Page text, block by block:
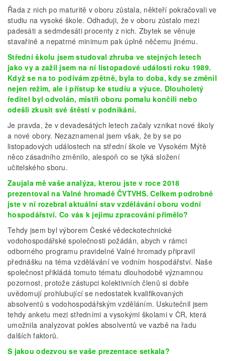
Řada z nich po maturitě v oboru zůstala, někteří pokračovali ve
studiu na vysoké škole. Odhaduji, že v oboru zůstalo mezi
padesáti a sedmdesáti procenty z nich. Zbytek se věnuje
stavařině a nepatrné minimum pak úplně něčemu jinému.
Střední školu jsem studoval zhruba ve stejných letech
jako vy a zažil jsem na ní listopadové události roku 1989.
Když se na to podívám zpětně, byla to doba, kdy se změnil
nejen režim, ale i přístup ke studiu a výuce. Dlouholetý
ředitel byl odvolán, mistři oboru pomalu končili nebo
odešli zkusit své štěstí v podnikání.
Je pravda, že v devadesátých letech začaly vznikat nové školy
a nové obory. Nezaznamenal jsem však, že by se po
listopadových událostech na střední škole ve Vysokém Mýtě
něco zásadního změnilo, alespoň co se týká složení
učitelského sboru.
Zaujala mě vaše analýza, kterou jste v roce 2018
prezentoval na Valné hromadě ČVTVHS. Celkem podrobně
jste v ní rozebral aktuální stav vzdělávání oboru vodní
hospodářství. Co vás k jejímu zpracování přimělo?
Tehdy jsem byl výborem České vědeckotechnické
vodohospodářské společnosti požádán, abych v rámci
odborného programu pravidelné Valné hromady připravil
přednášku na téma vzdělávání ve vodním hospodářství. Naše
společnost přikládá tomuto tématu dlouhodobě významnou
pozornost, protože zástupci kolektivních členů si dobře
uvědomují prohlubující se nedostatek kvalifikovaných
absolventů s vodohospodářským vzděláním. Uskutečnil jsem
tehdy anketu mezi středními a vysokými školami v ČR, která
umožnila analyzovat pokles absolventů ve vazbě na řadu
dalších faktorů.
S jakou odezvou se vaše prezentace setkala?